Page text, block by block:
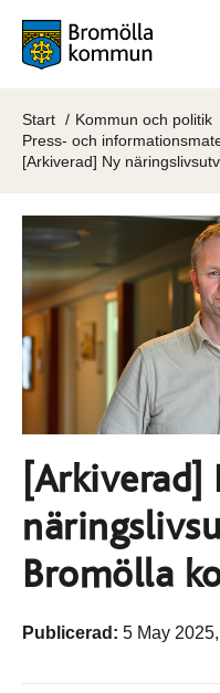
Start
Kommun och politik
Press- och
[Arkiverad] Ny
[Arkiverad]
Bromölla
Publicerad: 5 May